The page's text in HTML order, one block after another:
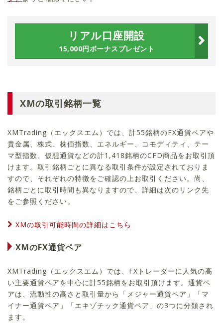
リアル口座開設
15,000円ボーナスプレゼント
XMの取引銘柄一覧
XMTrading（エックスエム）では、計55銘柄のFX通貨ペアや
貴金属、株式、株価指数、エネルギー、コモディティ、テー
マ型指数、仮想通貨などの計1,418銘柄のCFD商品をお取引頂
けます。取引銘柄ごとに異なる取引条件が設定されておりま
すので、それぞれの特徴をご確認の上お取引ください。尚、
銘柄ごとに取引時間も異なりますので、詳細は次のリンク先
をご参照ください。
XMの取引可能時間の詳細はこちら
XMのFX通貨ペア
XMTrading（エックスエム）では、FXトレーダーに人気の高
い主要通貨ペアを中心に計55銘柄をお取引頂けます。通貨ペ
アは、流動性の高さと取引量から「メジャー通貨ペア」「マ
イナー通貨ペア」「エキゾチック通貨ペア」の3つに分類され
ます。